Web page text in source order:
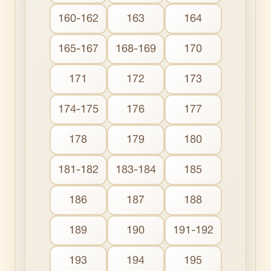
160-162 163 164
165-167 168-169 170
171 172 173
174-175 176 177
178 179 180
181-182 183-184 185
186 187 188
189 190 191-192
193 194 195